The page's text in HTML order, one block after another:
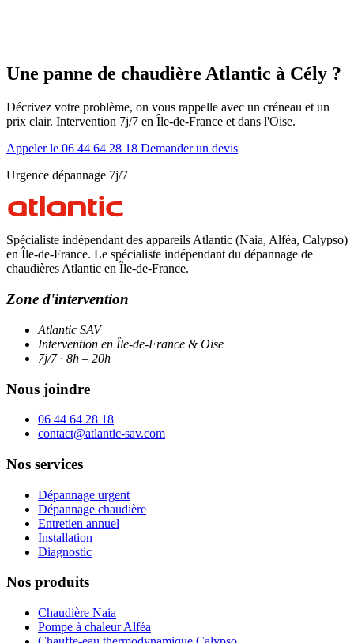
Une panne de chaudière Atlantic à Cély ?
Décrivez votre problème, on vous rappelle avec un créneau et un
prix clair. Intervention 7j/7 en Île-de-France et dans l'Oise.
Appeler le 06 44 64 28 18 Demander un devis
Urgence dépannage 7j/7
Spécialiste indépendant des appareils Atlantic (Naia, Alféa, Calypso)
en Île-de-France. Le spécialiste indépendant du dépannage de
chaudières Atlantic en Île-de-France.
Zone d'intervention
Atlantic SAV
Intervention en Île-de-France & Oise
7j/7 · 8h – 20h
Nous joindre
06 44 64 28 18
contact@atlantic-sav.com
Nos services
Dépannage urgent
Dépannage chaudière
Entretien annuel
Installation
Diagnostic
Nos produits
Chaudière Naia
Pompe à chaleur Alféa